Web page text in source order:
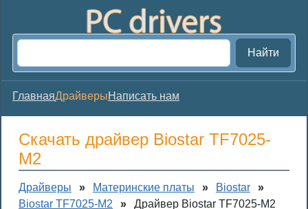
Найти
ГлавнаяДрайверыНаписать нам
Скачать драйвер Biostar TF7025-
M2
Драйверы » Материнские платы » Biostar
»
Biostar TF7025-M2
»
Драйвер Biostar TF7025-M2